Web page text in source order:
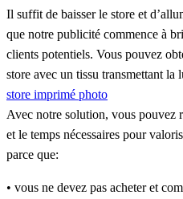
Il suffit de baisser le store et
que notre publicité commence à
clients potentiels. Vous pouvez
store avec un tissu transmettant la
store imprimé photo
Avec notre solution, vous pouvez
et le temps nécessaires pour
parce que:
• vous ne devez pas acheter et